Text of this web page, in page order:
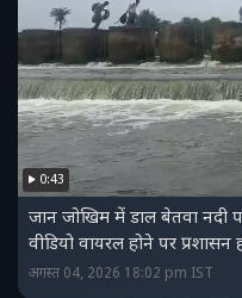
0:43
जान जोखिम में डाल बेतवा नदी
वीडियो वायरल होने पर
अगस्त 04, 2026 18:02 pm IST